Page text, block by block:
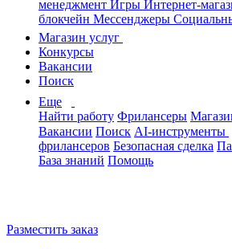
менеджмент Игры Интернет-
блокчейн Мессенджеры
Магазин услуг
Конкурсы
Вакансии
Поиск
Еще
Найти работу Фрилансеры
Вакансии Поиск AI-инструменты
фрилансеров Безопасная сделка
База знаний Помощь
Разместить заказ